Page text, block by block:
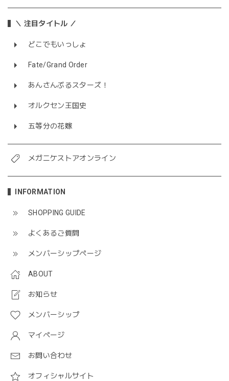
＼ 注目タイトル ／
どこでもいっしょ
Fate/Grand Order
あんさんぶるスターズ！
オルクセン王国史
五等分の花嫁
メガニケストアオンライン
INFORMATION
SHOPPING GUIDE
よくあるご質問
メンバーシップページ
ABOUT
お知らせ
メンバーシップ
マイページ
お問い合わせ
オフィシャルサイト